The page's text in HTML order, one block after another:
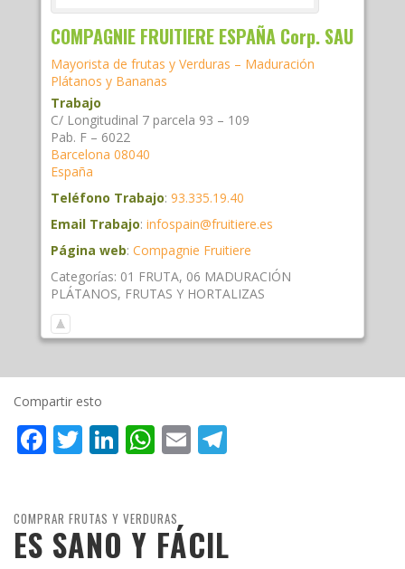
COMPAGNIE FRUITIERE ESPAÑA Corp. SAU
Mayorista de frutas y Verduras – Maduración
Plátanos y Bananas
Trabajo
C/ Longitudinal 7 parcela 93 – 109
Pab. F – 6022
Barcelona 08040
España
Teléfono Trabajo: 93.335.19.40
Email Trabajo: infospain@fruitiere.es
Página web: Compagnie Fruitiere
Categorías: 01 FRUTA, 06 MADURACIÓN
PLÁTANOS, FRUTAS Y HORTALIZAS
Compartir esto
Facebook
Twitter
LinkedIn
WhatsApp
Email
COMPRAR FRUTAS Y VERDURAS
ES SANO Y FÁCIL